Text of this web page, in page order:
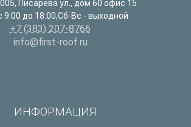
, Писарева ул., дом 60 офис 15
9:00 до 18:00,Сб-Вс - выходной
+7 (383) 207-8766
info@first-roof.ru
ИНФОРМАЦИЯ